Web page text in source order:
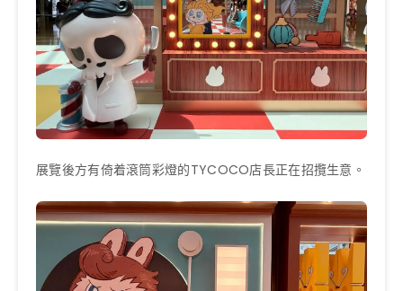
展覽後方有倚着滾筒彩燈的TYCOCO店長正在招攬生意。